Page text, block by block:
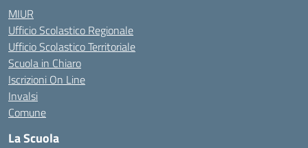
MIUR
Ufficio Scolastico Regionale
Ufficio Scolastico Territoriale
Scuola in Chiaro
Iscrizioni On Line
Invalsi
Comune
La Scuola